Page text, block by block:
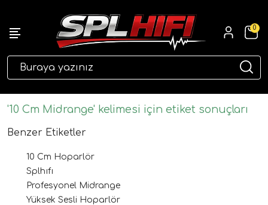
0
'10 Cm Midrange' kelimesi için etiket sonuçları
Benzer Etiketler
10 Cm Hoparlör
Splhıfı
Profesyonel Midrange
Yüksek Sesli Hoparlör